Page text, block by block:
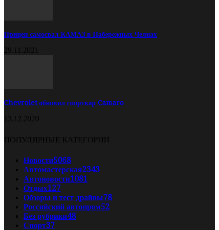
Прицеп самосвал КАМАЗ в Набережных Челнах
29.11.2021
Chevrolet обновил спорткар Camaro
13.12.2020
ПОПУЛЯРНЫЕ КАТЕГОРИИ
Новости5068
Автомастерская2343
Автоновости1081
Отдых127
Обзоры и тест драйвы78
Российский автопром52
Без рубрики48
Спорт37